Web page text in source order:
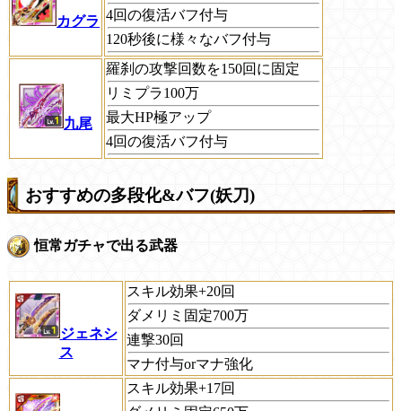
カグラ 4回の復活バフ付与
120秒後に様々なバフ付与
九尾
羅刹の攻撃回数を150回に固定
リミプラ100万
最大HP極アップ
4回の復活バフ付与
おすすめの多段化&バフ(妖刀)
恒常ガチャで出る武器
ジェネシ
ス
スキル効果+20回
ダメリミ固定700万
連撃30回
マナ付与orマナ強化
スキル効果+17回